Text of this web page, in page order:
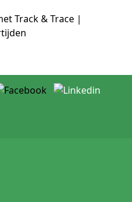
Track & Trace |